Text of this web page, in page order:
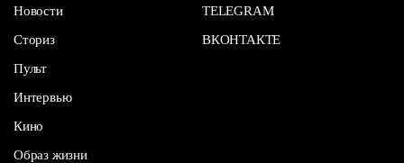
Новости
Сториз
Пульт
Интервью
Кино
Образ жизни
TELEGRAM
ВКОНТАКТЕ